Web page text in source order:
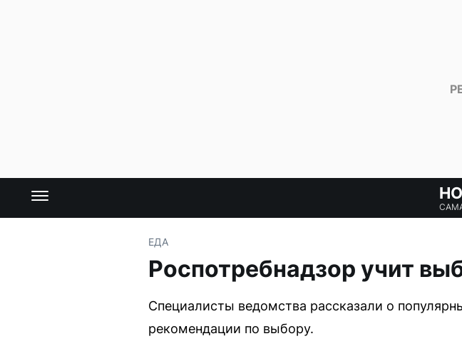
ЕДА
Роспотребнадзор учит
Специалисты ведомства рассказали о
рекомендации по выбору.